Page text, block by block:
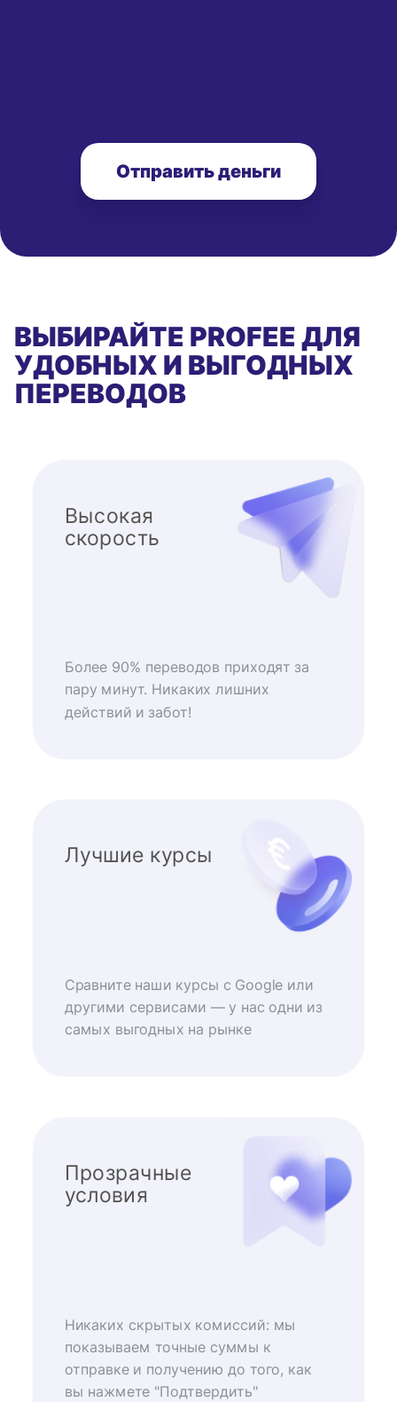
Отправить деньги
ВЫБИРАЙТЕ PROFEE ДЛЯ
УДОБНЫХ И ВЫГОДНЫХ
ПЕРЕВОДОВ
Высокая
скорость
Более 90% переводов приходят за
пару минут. Никаких лишних
действий и забот!
Лучшие курсы
Сравните наши курсы с Google или
другими сервисами — у нас одни из
самых выгодных на рынке
Прозрачные
условия
Никаких скрытых комиссий: мы
показываем точные суммы к
отправке и получению до того, как
вы нажмете "Подтвердить"